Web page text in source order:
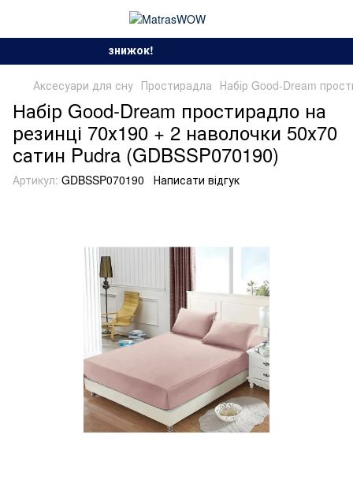
спекотних знижок!
Аксесуари для сну Простирадла Набір Good-Dream
Набір Good-Dream простирадло на
резинці 70х190 + 2 наволочки 50х70
сатин Pudra (GDBSSP070190)
Артикул: GDBSSP070190 Написати відгук